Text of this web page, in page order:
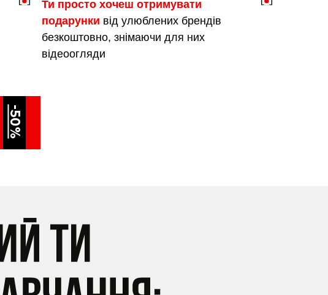
Ти просто хочеш отримувати
подарунки від улюблених брендів
безкоштовно, знімаючи для них
відеоогляди
-50%